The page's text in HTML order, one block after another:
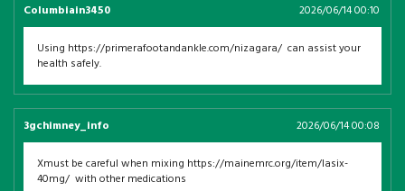
Columbiain3450 2026/06/14 00:10
Using https://primerafootandankle.com/nizagara/ can assist your
health safely.
3gchimney_info 2026/06/14 00:08
Xmust be careful when mixing https://mainemrc.org/item/lasix-
40mg/ with other medications